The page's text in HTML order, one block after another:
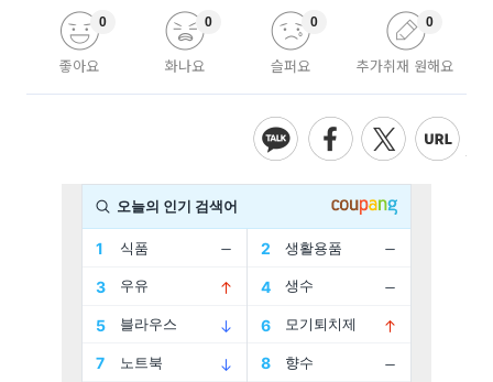
좋아요
0
화나요
0
슬퍼요
0
추가취재 원해요
0